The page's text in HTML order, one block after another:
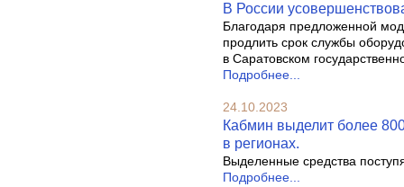
В России
Благодаря предложенной
продлить срок службы
в Саратовском
Подробнее...
24.10.2023
Кабмин выделит более
в регионах.
Выделенные средства
Подробнее...